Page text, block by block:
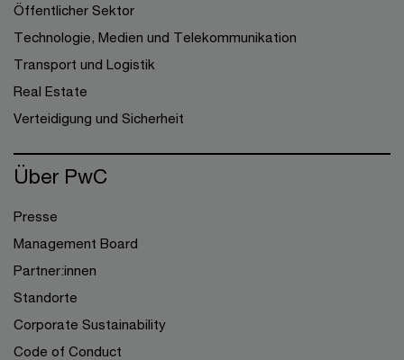
Öffentlicher Sektor
Technologie, Medien und Telekommunikation
Transport und Logistik
Real Estate
Verteidigung und Sicherheit
Über PwC
Presse
Management Board
Partner:innen
Standorte
Corporate Sustainability
Code of Conduct